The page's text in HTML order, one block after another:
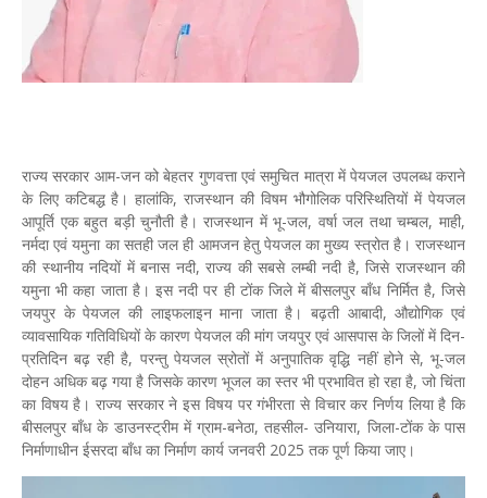
राज्य सरकार आम-जन को बेहतर गुणवत्ता एवं समुचित मात्रा में पेयजल उपलब्ध कराने
के लिए कटिबद्ध है। हालांकि, राजस्थान की विषम भौगोलिक परिस्थितियों में पेयजल
आपूर्ति एक बहुत बड़ी चुनौती है। राजस्थान में भू-जल, वर्षा जल तथा चम्बल, माही,
नर्मदा एवं यमुना का सतही जल ही आमजन हेतु पेयजल का मुख्य स्त्रोत है। राजस्थान
की स्थानीय नदियों में बनास नदी, राज्य की सबसे लम्बी नदी है, जिसे राजस्थान की
यमुना भी कहा जाता है। इस नदी पर ही टोंक जिले में बीसलपुर बाँध निर्मित है, जिसे
जयपुर के पेयजल की लाइफलाइन माना जाता है। बढ़ती आबादी, औद्योगिक एवं
व्यावसायिक गतिविधियों के कारण पेयजल की मांग जयपुर एवं आसपास के जिलों में दिन-
प्रतिदिन बढ़ रही है, परन्तु पेयजल स्रोतों में अनुपातिक वृद्धि नहीं होने से, भू-जल
दोहन अधिक बढ़ गया है जिसके कारण भूजल का स्तर भी प्रभावित हो रहा है, जो चिंता
का विषय है। राज्य सरकार ने इस विषय पर गंभीरता से विचार कर निर्णय लिया है कि
बीसलपुर बाँध के डाउनस्ट्रीम में ग्राम-बनेठा, तहसील- उनियारा, जिला-टोंक के पास
निर्माणाधीन ईसरदा बाँध का निर्माण कार्य जनवरी 2025 तक पूर्ण किया जाए।